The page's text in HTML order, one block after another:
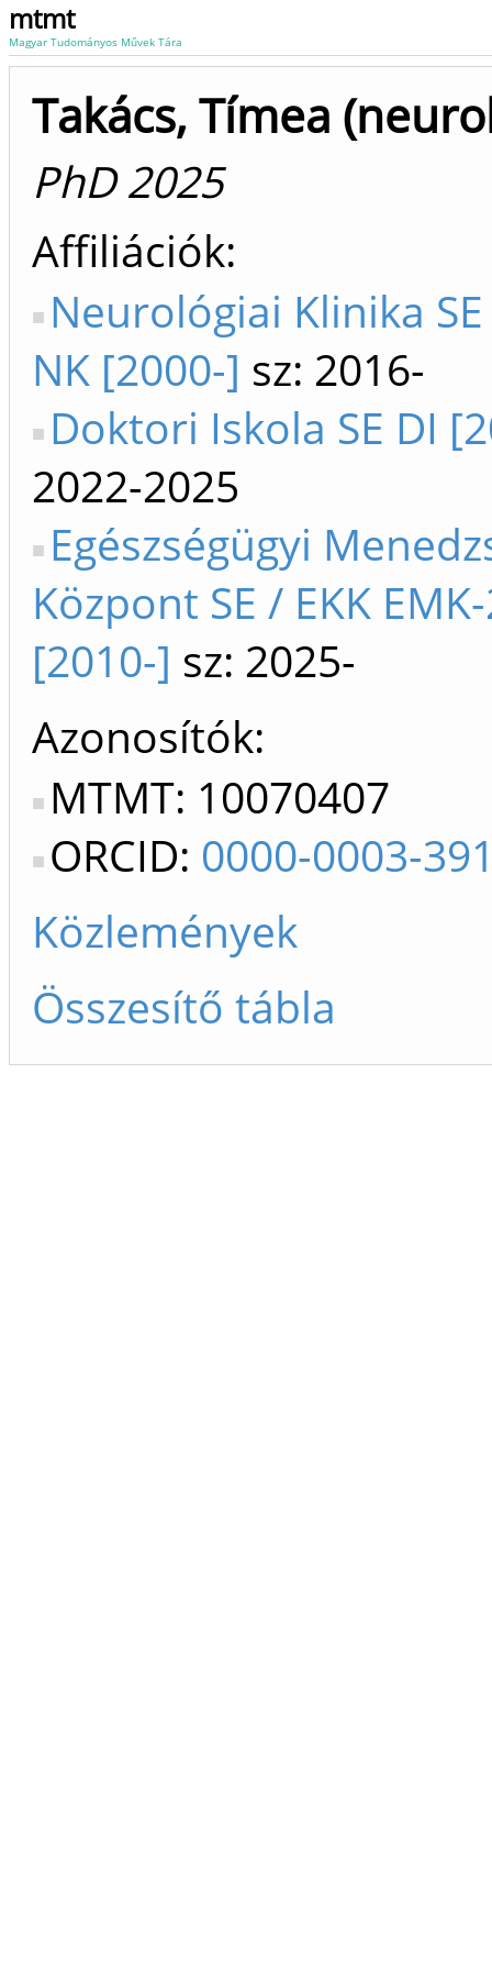
mtmt
Magyar Tudományos Művek Tára
Takács, Tímea
PhD 2025
Affiliációk
Neurológiai Klinika
NK [2000-] sz: 2016-
Doktori Iskola SE DI
2022-2025
Egészségügyi
Központ SE / EKK
[2010-] sz: 2025-
Azonosítók
MTMT: 10070407
ORCID: 0000-0003-
Közlemények
Összesítő tábla